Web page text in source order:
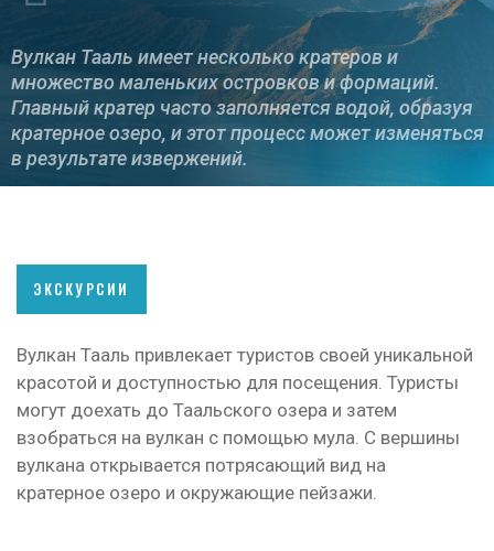
Вулкан Тааль имеет несколько кратеров и
множество маленьких островков и формаций.
Главный кратер часто заполняется водой, образуя
кратерное озеро, и этот процесс может изменяться
в результате извержений.
ЭКСКУРСИИ
Вулкан Тааль привлекает туристов своей уникальной
красотой и доступностью для посещения. Туристы
могут доехать до Таальского озера и затем
взобраться на вулкан с помощью мула. С вершины
вулкана открывается потрясающий вид на
кратерное озеро и окружающие пейзажи.